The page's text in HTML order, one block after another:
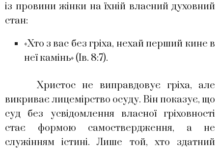
із провини жінки на їхній власний духовний
стан:
«Хто з вас без гріха, нехай перший кине в
неї камінь» (Ів. 8:7).
Христос не виправдовує гріха, але
викриває лицемірство осуду. Він показує, що
суд без усвідомлення власної гріховності
стає формою самоствердження, а не
служінням істині. Лише той, хто здатний